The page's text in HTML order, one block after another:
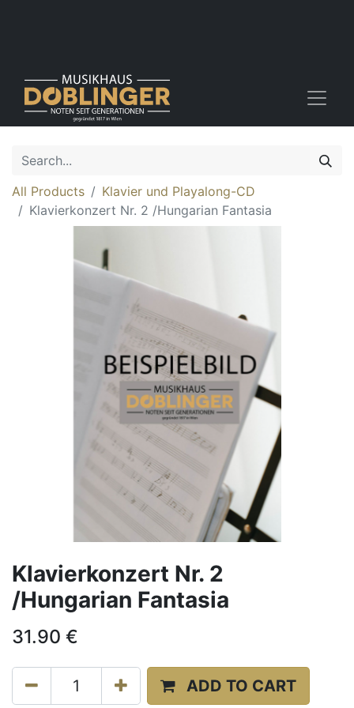
All Products
Klavier und Playalong-CD
Klavierkonzert Nr. 2 /Hungarian Fantasia
Klavierkonzert Nr. 2
/Hungarian Fantasia
31.90 €
ADD TO CART